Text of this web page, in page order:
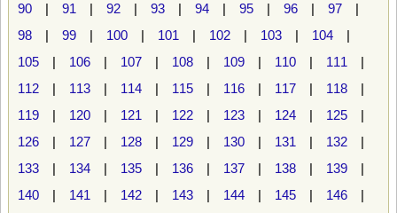
90 | 91 | 92 | 93 | 94 | 95 | 96 | 97 |
98 | 99 | 100 | 101 | 102 | 103 | 104 |
105 | 106 | 107 | 108 | 109 | 110 | 111 |
112 | 113 | 114 | 115 | 116 | 117 | 118 |
119 | 120 | 121 | 122 | 123 | 124 | 125 |
126 | 127 | 128 | 129 | 130 | 131 | 132 |
133 | 134 | 135 | 136 | 137 | 138 | 139 |
140 | 141 | 142 | 143 | 144 | 145 | 146 |